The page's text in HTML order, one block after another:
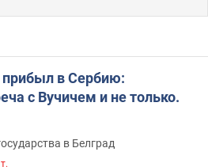
в Сербию:
с Вучичем и не только.
в Белград